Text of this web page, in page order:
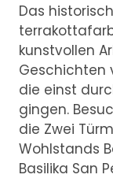
Das
kunstvollen
Geschichten
die einst
gingen.
die Zwei
Wohlstands
Basilika San